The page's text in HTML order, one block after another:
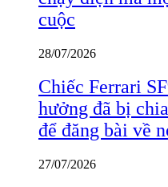
cuộc
28/07/2026
Chiếc Ferrari
hưởng đã bị
để đăng bài về
27/07/2026